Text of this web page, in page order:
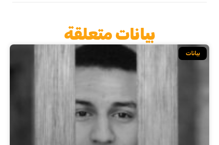
بيانات متعلقة
بيانات